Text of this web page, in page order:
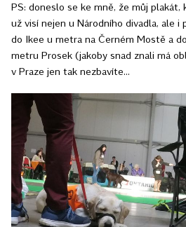
PS: doneslo se ke mně, že můj plakát,
už visí nejen u Národního divadla, ale i
do Ikee u metra na Černém Mostě a
metru Prosek (jakoby snad znali má
v Praze jen tak nezbavíte...